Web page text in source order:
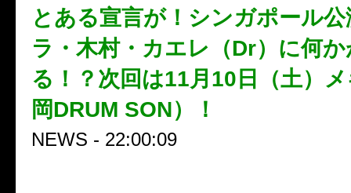
とある宣言が！シンガポール
ラ・木村・カエレ（Dr）に何
る！？次回は11月10日（土）
岡DRUM SON）！
NEWS - 22:00:09